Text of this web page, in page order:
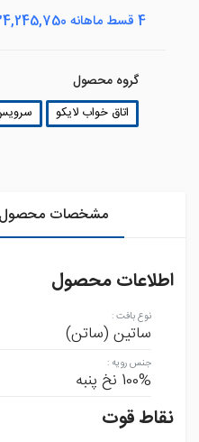
4 قسط ماهانه 34,245,750 ریال با اسنپ پی!
گروه محصول
اتاق خواب لایکو
مشخصات محصول
اطلاعات محصول
نوع بافت:
ساتین (ساتن)
جنس رویه:
100% نخ پنبه
نقاط قوت